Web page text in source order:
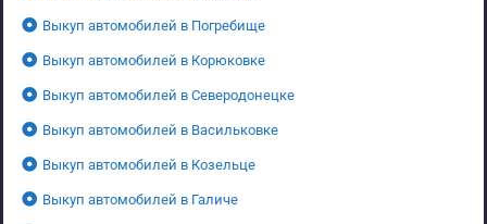
Выкуп автомобилей в Погребище
Выкуп автомобилей в Корюковке
Выкуп автомобилей в Северодонецке
Выкуп автомобилей в Васильковке
Выкуп автомобилей в Козельце
Выкуп автомобилей в Галиче